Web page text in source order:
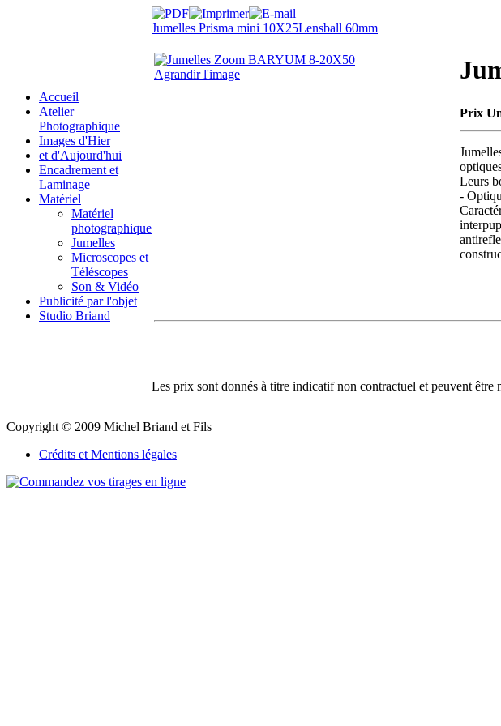
Accueil
Atelier
Photographique
Images d'Hier
et d'Aujourd'hui
Encadrement et
Laminage
Matériel
Matériel
photographique
Jumelles
Microscopes et
Téléscopes
Son & Vidéo
Publicité par l'objet
Studio Briand
Jumelles Prisma mini 10X25Lensball 60mm
Agrandir l'image
Prix
Leurs
-
Les prix sont donnés à titre indicatif non contractuel et peuvent être
Copyright © 2009 Michel Briand et Fils
Crédits et Mentions légales